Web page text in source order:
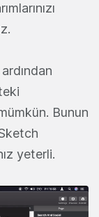
Bunun
yeterli.